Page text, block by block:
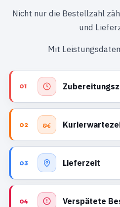
Nicht nur die Bestellzahl
und
Mit
01
02
03 Lieferzeit
04 Verspätete